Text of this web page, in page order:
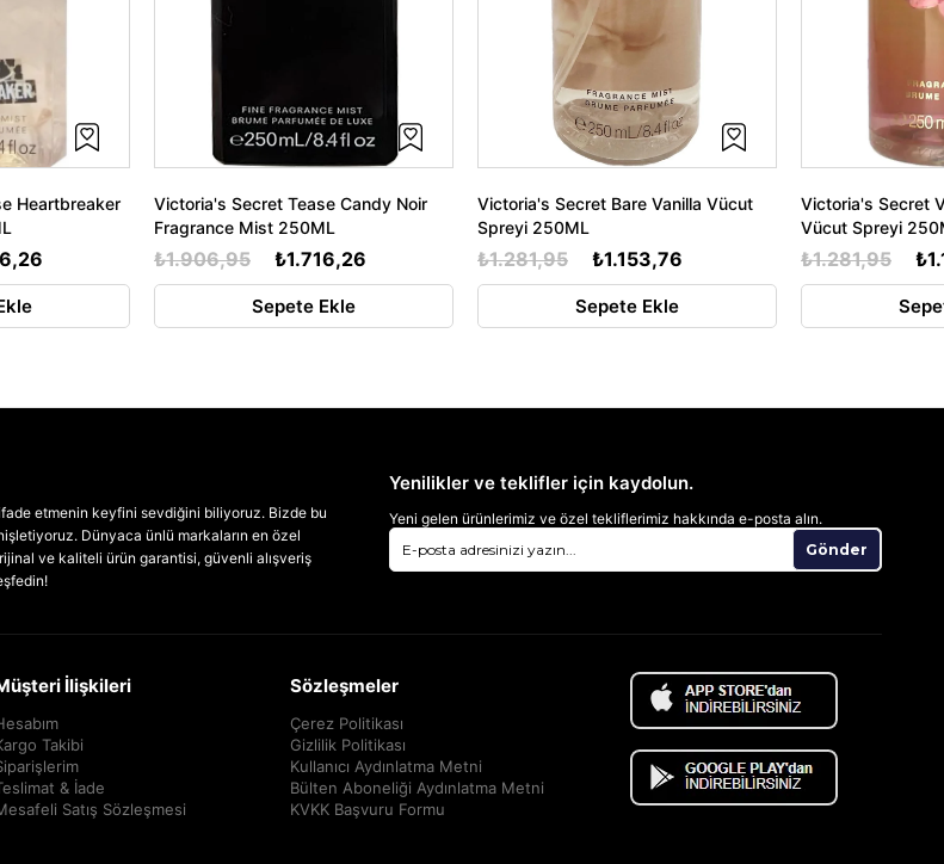
Heartbreaker
Victoria's Secret Tease Candy Noir
Fragrance Mist 250ML
₺1.716,26
₺1.906,95
Sepete Ekle
Victoria's Secret Bare Vanilla Vücut
Spreyi 250ML
₺1.153,76
₺1.281,95
Sepete Ekle
Victoria's Secret
Vücut Spreyi
₺1.281,95
etmenin keyfini sevdiğini biliyoruz. Bizde bu
Dünyaca ünlü markaların en özel
ve kaliteli ürün garantisi, güvenli alışveriş
Yenilikler ve teklifler için kaydolun.
Yeni gelen ürünlerimiz ve özel tekliflerimiz hakkında e-posta alın.
Gönder
İlişkileri
Takibi
& İade
Satış Sözleşmesi
Sözleşmeler
Çerez Politikası
Gizlilik Politikası
Kullanıcı Aydınlatma Metni
Bülten Aboneliği Aydınlatma Metni
KVKK Başvuru Formu